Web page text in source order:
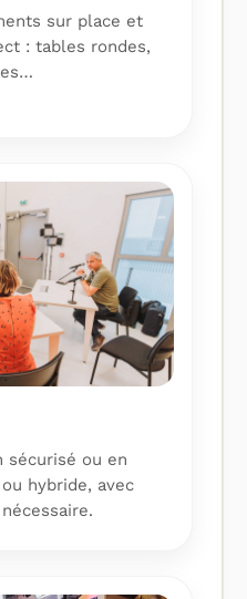
sur place et
: tables rondes,
sécurisé ou en
hybride, avec